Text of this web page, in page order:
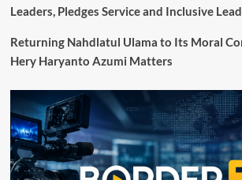
Leaders, Pledges Service and Inclusive
Returning Nahdlatul Ulama to Its Moral
Hery Haryanto Azumi Matters